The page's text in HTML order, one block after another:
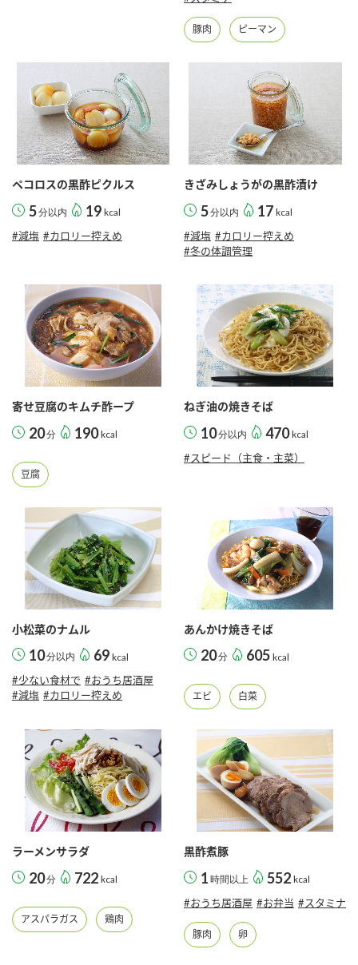
豚肉 ピーマン
ペコロスの黒酢ピクルス
5分以内 19 kcal
#減塩 #カロリー控えめ
きざみしょうがの黒酢漬け
5分以内 17 kcal
#減塩 #カロリー控えめ
#冬の体調管理
寄せ豆腐のキムチ酢ープ
20分 190 kcal
豆腐
ねぎ油の焼きそば
10分以内 470 kcal
#スピード（主食・主菜）
小松菜のナムル
10分以内 69 kcal
#少ない食材で #おうち居酒屋
#減塩 #カロリー控えめ
あんかけ焼きそば
20分 605 kcal
エビ 白菜
ラーメンサラダ
20分 722 kcal
アスパラガス 鶏肉
黒酢煮豚
1 時間以上 552 kcal
#おうち居酒屋 #お弁当 #スタミナ
豚肉 卵